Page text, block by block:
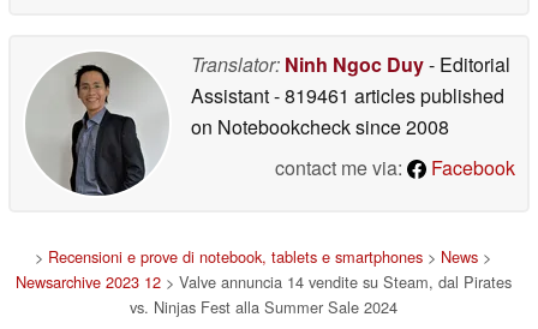
Translator: Ninh Ngoc Duy- Editorial
Assistant- 819461 articles published
on Notebookchecksince 2008
contact me via:
Facebook
> Recensioni e prove di notebook, tablets e smartphones > News >
Newsarchive 2023 12> Valve annuncia 14 vendite su Steam, dal Pirates
vs. Ninjas Fest alla Summer Sale 2024